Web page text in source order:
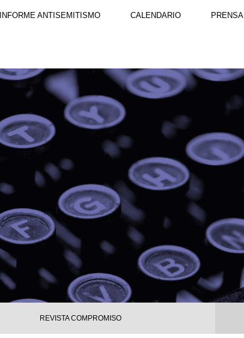
INFORME ANTISEMITISMO CALENDARIO PRENSA
REVISTA COMPROMISO